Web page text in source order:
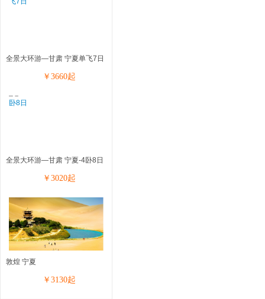
全景大环游—甘肃 宁夏单飞7日
￥ 3660起
全景大环游—甘肃 宁夏-4卧8日
￥ 3020起
敦煌 宁夏
￥ 3130起